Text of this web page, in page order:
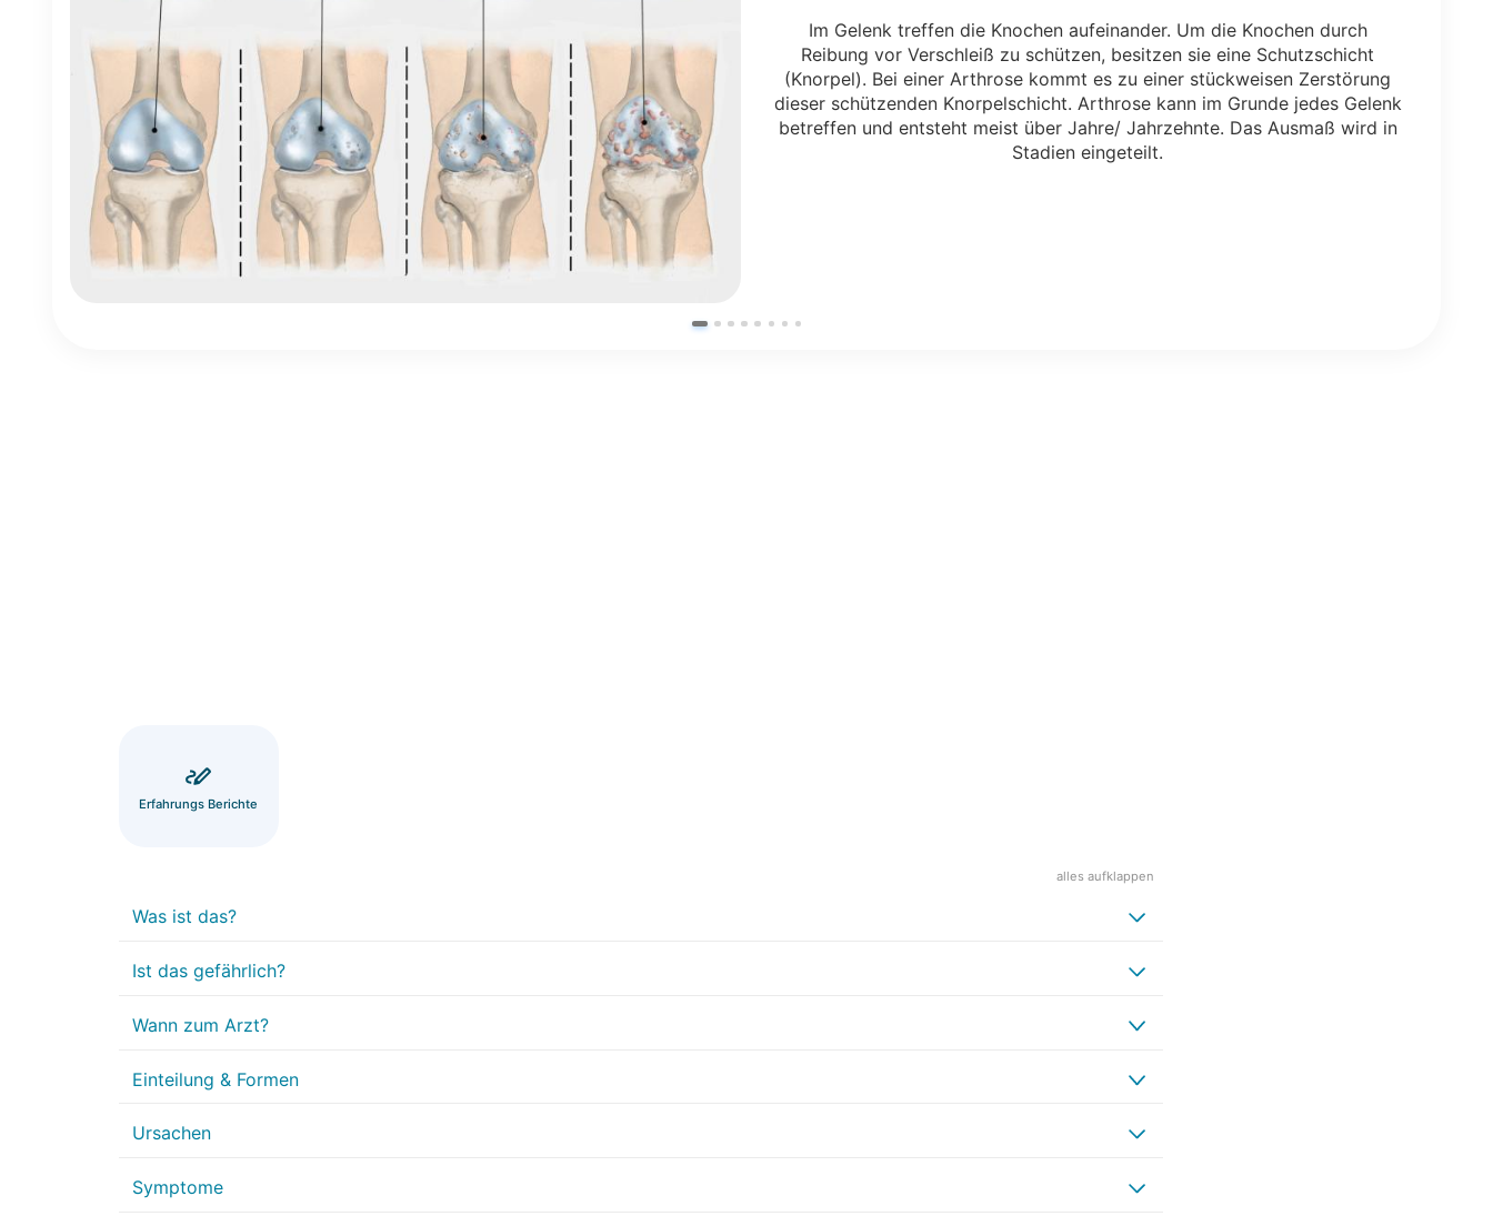
Im Gelenk treffen die Knochen aufeinander. Um die Knochen durch
Reibung vor Verschleiß zu schützen, besitzen sie eine Schutzschicht
(Knorpel). Bei einer Arthrose kommt es zu einer stückweisen Zerstörung
dieser schützenden Knorpelschicht. Arthrose kann im Grunde jedes Gelenk
betreffen und entsteht meist über Jahre/ Jahrzehnte. Das Ausmaß wird in
Stadien eingeteilt.
Erfahrungs Berichte
alles aufklappen
Was ist das?
Ist das gefährlich?
Wann zum Arzt?
Einteilung & Formen
Ursachen
Symptome